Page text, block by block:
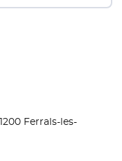
Ferrals-les-